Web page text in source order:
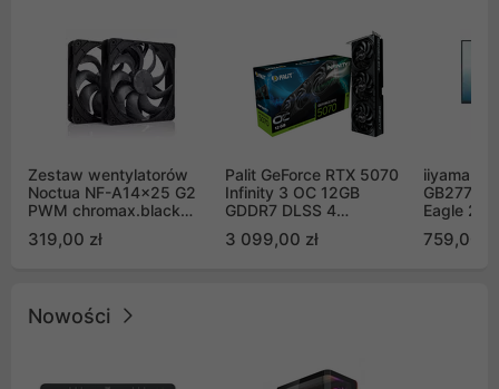
Zestaw wentylatorów
Noctua NF-A14x25 G2
PWM chromax.black
Push Pull (2szt)
319,00 zł
Palit GeForce RTX 5070
Infinity 3 OC 12GB
GDDR7 DLSS 4
GB2050S)
3 099,00 zł
iiyama G-
Eagle 27"
759,00 zł
Nowości